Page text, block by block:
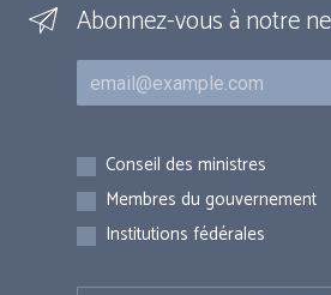
Abonnez-vous à notre
Courriel
Inscriptions
Conseil des ministres
Membres du gouvernement
Institutions fédérales